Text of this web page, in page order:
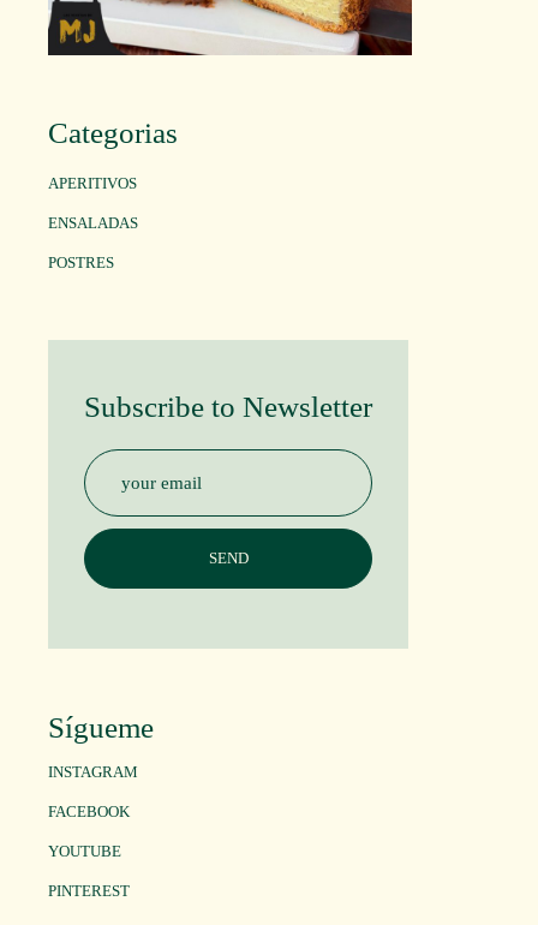
Categorias
APERITIVOS
ENSALADAS
POSTRES
Subscribe to Newsletter
Sígueme
INSTAGRAM
FACEBOOK
YOUTUBE
PINTEREST